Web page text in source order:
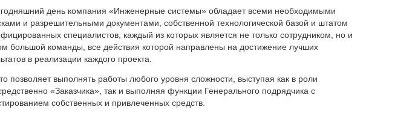
день компания «Инженерные системы» обладает всеми необходимыми
и разрешительными документами, собственной технологической базой и штатом
специалистов, каждый из которых является не только сотрудником, но и
большой команды, все действия которой направлены на достижение лучших
в реализации каждого проекта.
позволяет выполнять работы любого уровня сложности, выступая как в роли
«Заказчика», так и выполняя функции Генерального подрядчика с
собственных и привлеченных средств.